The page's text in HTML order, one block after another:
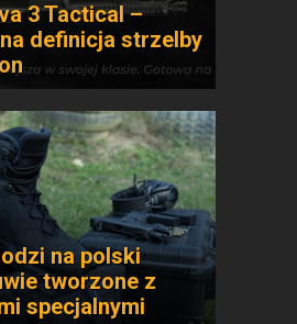
3 Tactical –
definicja strzelby
na polski
tworzone z
specjalnymi